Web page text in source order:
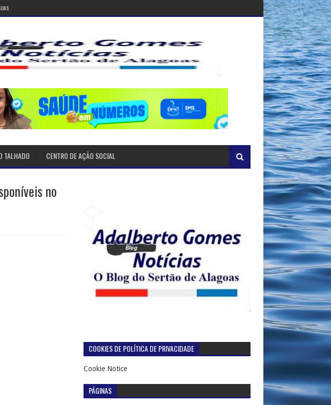
TALHADO CENTRO DE AÇÃO SOCIAL
no
COOKIES DE POLÍTICA DE PRIVACIDADE
Cookie Notice
PÁGINAS